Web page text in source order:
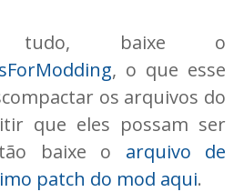
tudo, baixe o
, o que esse
os arquivos do
que eles possam ser
baixe o arquivo de
patch do mod aqui.